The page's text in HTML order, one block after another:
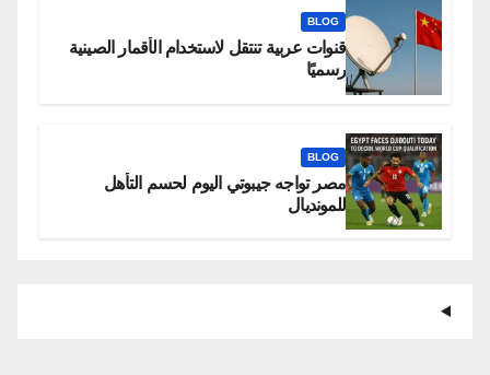
BLOG
قنوات عربية تنتقل لاستخدام الأقمار الصينية
رسميًا
BLOG
مصر تواجه جيبوتي اليوم لحسم التأهل
للمونديال